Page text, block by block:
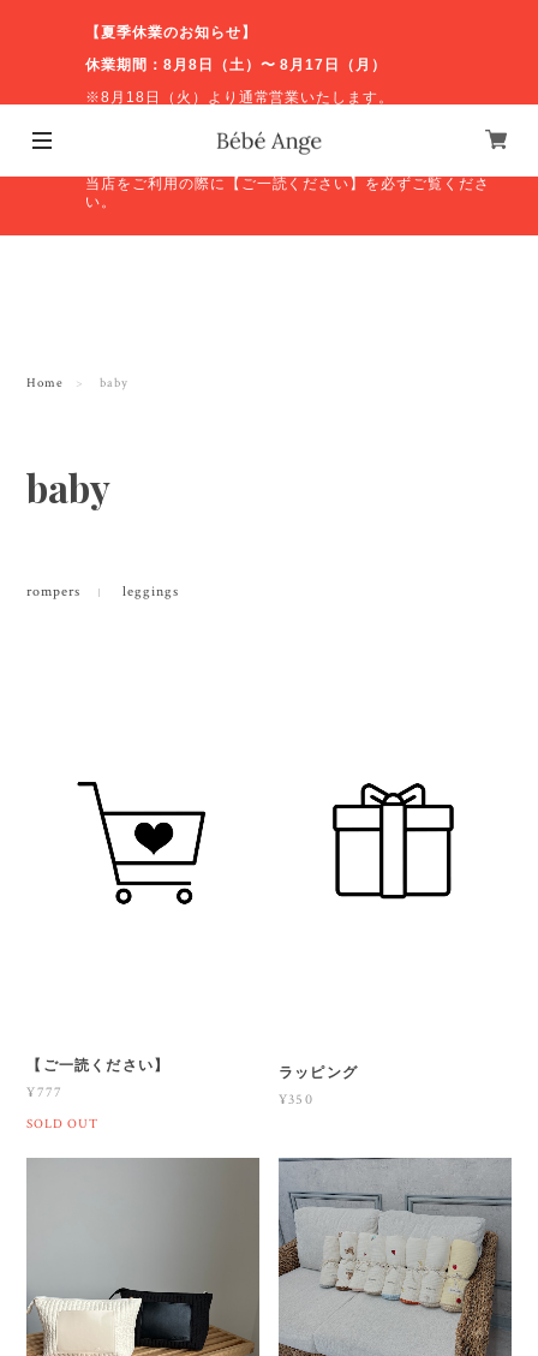
【夏季休業のお知らせ】
休業期間：8月8日（土）〜 8月17日（月）
※8月18日（火）より通常営業いたします。
休業期間中のお問い合わせやオンラインショップの発送等
につきましては、営業再開後に順次対応いたします。ご不
当店をご利用の際に【ご一読ください】を必ずご覧くださ
い。
Home baby
baby
rompers leggings
【ご一読ください】
¥777
SOLD OUT
ラッピング
¥350